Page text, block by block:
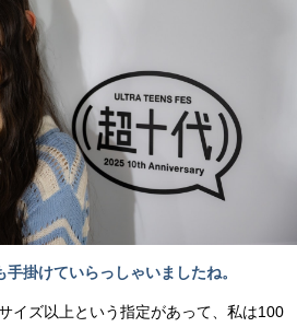
掛けていらっしゃいましたね。
イズ以上という指定があって、私は100